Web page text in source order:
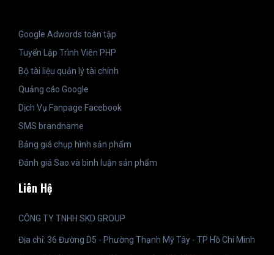
Google Adwords toàn tập
Tuyển Lập Trình Viên PHP
Bộ tài liệu quản lý tài chính
Quảng cáo Google
Dịch Vụ Fanpage Facebook
SMS brandname
Bảng giá chụp hình sản phẩm
Đánh giá Sao và bình luận sản phẩm
Liên Hệ
CÔNG TY TNHH SKD GROUP
Địa chỉ: 36 Đường D5 - Phường Thạnh Mỹ Tây - TP Hồ Chí Minh